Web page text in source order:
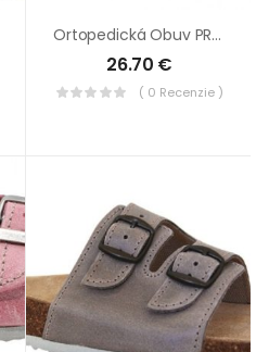
Ortopedická Obuv PROTETIKA T13 Ružová
26.70 €
( 0 Recenzie )